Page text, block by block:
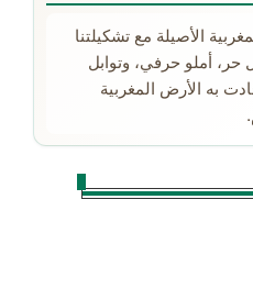
الأصيلة مع تشكيلتنا
حر، أملو حرفي، وتوابل
به الأرض المغربية